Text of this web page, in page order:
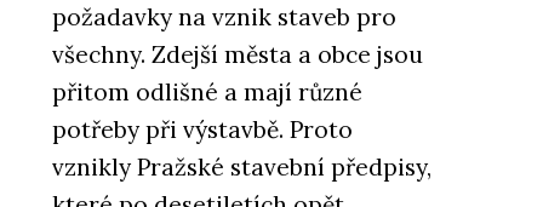
požadavky na vznik staveb pro
všechny. Zdejší města a obce jsou
přitom odlišné a mají různé
potřeby při výstavbě. Proto
vznikly Pražské stavební předpisy,